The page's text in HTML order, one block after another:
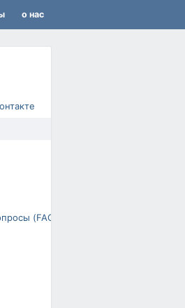
о нас
(FAQ)